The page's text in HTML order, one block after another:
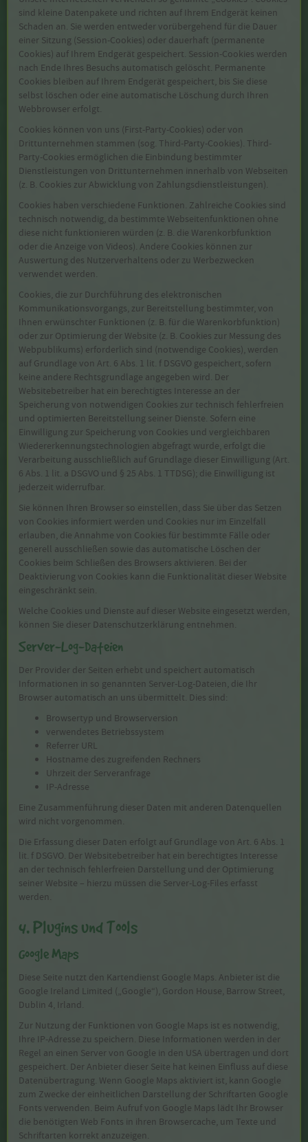
sind kleine Datenpakete und richten auf Ihrem Endgerät keinen
Schaden an. Sie werden entweder vorübergehend für die Dauer
einer Sitzung (Session-Cookies) oder dauerhaft (permanente
Cookies) auf Ihrem Endgerät gespeichert. Session-Cookies werden
nach Ende Ihres Besuchs automatisch gelöscht. Permanente
Cookies bleiben auf Ihrem Endgerät gespeichert, bis Sie diese
selbst löschen oder eine automatische Löschung durch Ihren
Webbrowser erfolgt.
Cookies können von uns (First-Party-Cookies) oder von
Drittunternehmen stammen (sog. Third-Party-Cookies). Third-
Party-Cookies ermöglichen die Einbindung bestimmter
Dienstleistungen von Drittunternehmen innerhalb von Webseiten
(z. B. Cookies zur Abwicklung von Zahlungsdienstleistungen).
Cookies haben verschiedene Funktionen. Zahlreiche Cookies sind
technisch notwendig, da bestimmte Webseitenfunktionen ohne
diese nicht funktionieren würden (z. B. die Warenkorbfunktion
oder die Anzeige von Videos). Andere Cookies können zur
Auswertung des Nutzerverhaltens oder zu Werbezwecken
verwendet werden.
Cookies, die zur Durchführung des elektronischen
Kommunikationsvorgangs, zur Bereitstellung bestimmter, von
Ihnen erwünschter Funktionen (z. B. für die Warenkorbfunktion)
oder zur Optimierung der Website (z. B. Cookies zur Messung des
Webpublikums) erforderlich sind (notwendige Cookies), werden
auf Grundlage von Art. 6 Abs. 1 lit. f DSGVO gespeichert, sofern
keine andere Rechtsgrundlage angegeben wird. Der
Websitebetreiber hat ein berechtigtes Interesse an der
Speicherung von notwendigen Cookies zur technisch fehlerfreien
und optimierten Bereitstellung seiner Dienste. Sofern eine
Einwilligung zur Speicherung von Cookies und vergleichbaren
Wiedererkennungstechnologien abgefragt wurde, erfolgt die
Verarbeitung ausschließlich auf Grundlage dieser Einwilligung (Art.
6 Abs. 1 lit. a DSGVO und § 25 Abs. 1 TTDSG); die Einwilligung ist
jederzeit widerrufbar.
Sie können Ihren Browser so einstellen, dass Sie über das Setzen
von Cookies informiert werden und Cookies nur im Einzelfall
erlauben, die Annahme von Cookies für bestimmte Fälle oder
generell ausschließen sowie das automatische Löschen der
Cookies beim Schließen des Browsers aktivieren. Bei der
Deaktivierung von Cookies kann die Funktionalität dieser Website
eingeschränkt sein.
Welche Cookies und Dienste auf dieser Website eingesetzt werden,
können Sie dieser Datenschutzerklärung entnehmen.
Server-Log-Dateien
Der Provider der Seiten erhebt und speichert automatisch
Informationen in so genannten Server-Log-Dateien, die Ihr
Browser automatisch an uns übermittelt. Dies sind:
Browsertyp und Browserversion
verwendetes Betriebssystem
Referrer URL
Hostname des zugreifenden Rechners
Uhrzeit der Serveranfrage
IP-Adresse
Eine Zusammenführung dieser Daten mit anderen Datenquellen
wird nicht vorgenommen.
Die Erfassung dieser Daten erfolgt auf Grundlage von Art. 6 Abs. 1
lit. f DSGVO. Der Websitebetreiber hat ein berechtigtes Interesse
an der technisch fehlerfreien Darstellung und der Optimierung
seiner Website – hierzu müssen die Server-Log-Files erfasst
werden.
4. Plugins und Tools
Google Maps
Diese Seite nutzt den Kartendienst Google Maps. Anbieter ist die
Google Ireland Limited („Google“), Gordon House, Barrow Street,
Dublin 4, Irland.
Zur Nutzung der Funktionen von Google Maps ist es notwendig,
Ihre IP-Adresse zu speichern. Diese Informationen werden in der
Regel an einen Server von Google in den USA übertragen und dort
gespeichert. Der Anbieter dieser Seite hat keinen Einfluss auf diese
Datenübertragung. Wenn Google Maps aktiviert ist, kann Google
zum Zwecke der einheitlichen Darstellung der Schriftarten Google
Fonts verwenden. Beim Aufruf von Google Maps lädt Ihr Browser
die benötigten Web Fonts in ihren Browsercache, um Texte und
Schriftarten korrekt anzuzeigen.